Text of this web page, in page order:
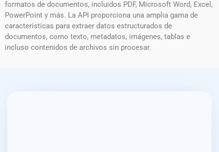
formatos de documentos, incluidos PDF, Microsoft Word, Excel,
PowerPoint y más. La API proporciona una amplia gama de
características para extraer datos estructurados de
documentos, como texto, metadatos, imágenes, tablas e
incluso contenidos de archivos sin procesar.